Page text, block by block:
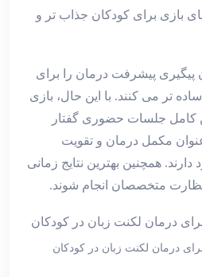
بازی برای کودکان جذاب‌ تر و
پیگیری پیشرفت درمان را برای
تر می‌ کنند. با این حال، بازی
کامل جلسات حضوری گفتار
مکمل درمان و تقویت
همچنین بهترین نتایج زمانی
متخصصان انجام شوند.
درمان لکنت زبان در کودکان